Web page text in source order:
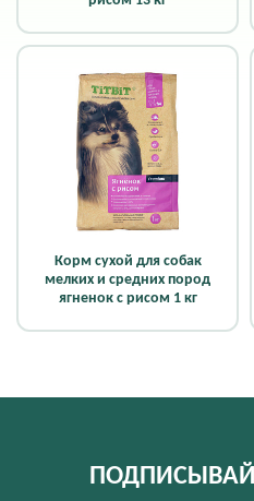
Корм сухой для собак
мелких и средних пород
ягненок с рисом 1 кг